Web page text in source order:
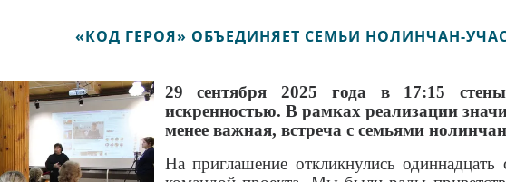
«КОД ГЕРОЯ» ОБЪЕДИНЯЕТ СЕМЬИ НОЛИНЧАН-
29 сентября 2025 года в 17:15
искренностью. В рамках реализации
менее важная, встреча с семьями
На приглашение откликнулись